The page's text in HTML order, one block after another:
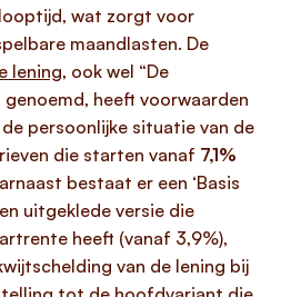
wat zorgt voor
maandlasten. De
lening, ook wel “De
genoemd, heeft voorwaarden
persoonlijke situatie van de
die starten vanaf 7,1%
bestaat er een ‘Basis
uitgeklede versie die
heeft (vanaf 3,9%),
van de lening bij